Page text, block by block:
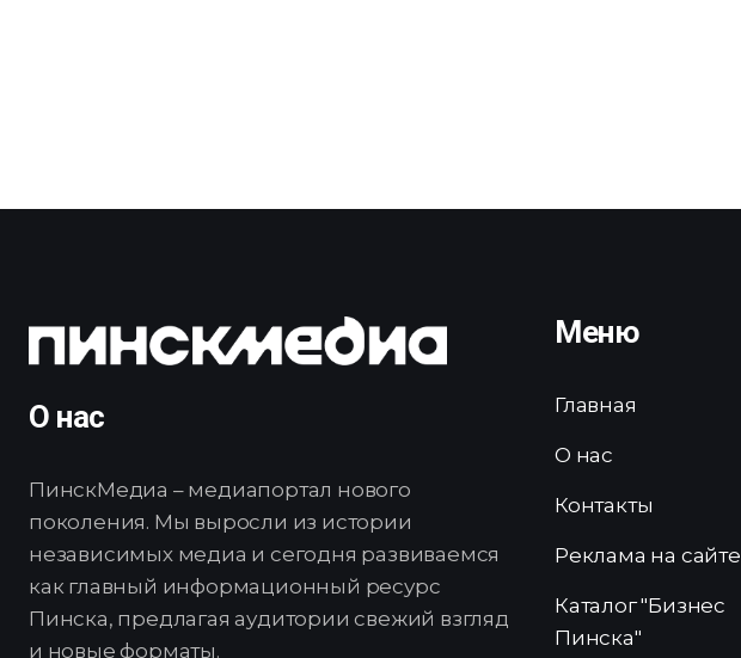
О нас
ПинскМедиа – медиапортал нового
поколения. Мы выросли из истории
независимых медиа и сегодня развиваемся
как главный информационный ресурс
Пинска, предлагая аудитории свежий взгляд
и новые форматы.
Меню
Главная
О нас
Контакты
Реклама на сайте
Каталог "Бизнес
Пинска"